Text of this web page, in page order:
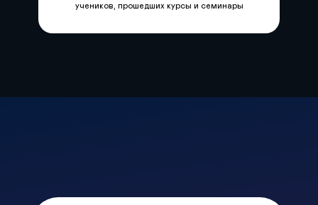
учеников, прошедших курсы и семинары